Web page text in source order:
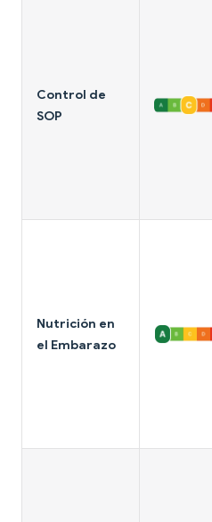
Control de
SOP
Nutrición en
el Embarazo